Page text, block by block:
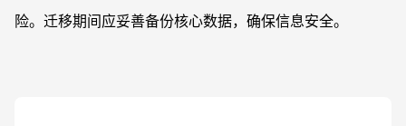
险。迁移期间应妥善备份核心数据，确保信息安全。